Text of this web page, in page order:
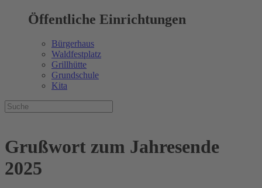
Öffentliche Einrichtungen
Bürgerhaus
Waldfestplatz
Grillhütte
Grundschule
Kita
Grußwort zum Jahresende
2025